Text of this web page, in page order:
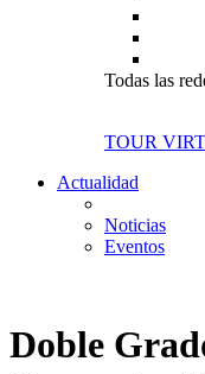
Todas las
TOUR
Actualidad
Noticias
Eventos
Doble